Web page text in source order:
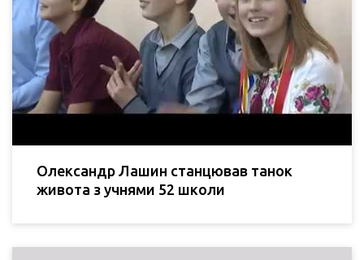
Олександр Лашин станцював танок
живота з учнями 52 школи